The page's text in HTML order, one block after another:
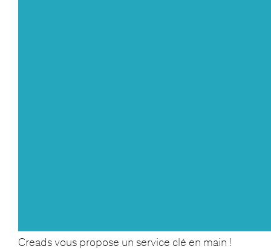
Creads vous propose un service clé en main !